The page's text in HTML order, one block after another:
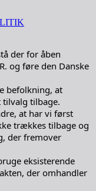
der for åben
og føre den Danske
befolkning, at
tilbage.
at har vi først
trækkes tilbage og
der fremover
eksisterende
der omhandler